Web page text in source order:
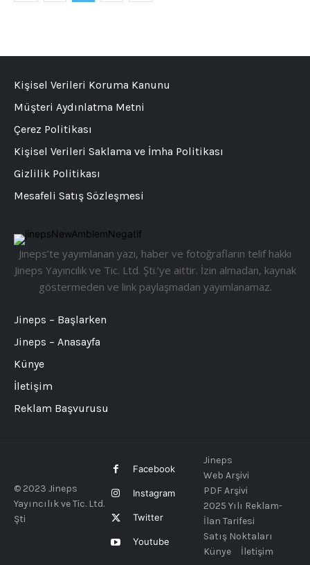
Jineps’te yayımlanan yazı, haber ve fotoğrafların telif hakkı
Jineps Yayıncılık ve Tic. Ltd. Şti.’ye aittir. İzin almadan, kaynak
göstermeden ve link paylaşmadan yayımlanamaz.
Jineps – Başlarken
Jineps – Anasayfa
Künye
İletişim
Reklam Başvurusu
Kişisel Verileri Koruma Kanunu
Müşteri Aydınlatma Metni
Çerez Politikası
Kişisel Verileri Saklama ve İmha Politikası
Gizlilik Politikası
Mesafeli Satış Sözleşmesi
© 2023 Jineps
Yayıncılık ve Tic. Ltd.
Şti
Facebook
Instagram
Twitter
Youtube
Jineps
Web Arşivi
PDF Arşivi
2025 Yılı Reklam-
İlan Tarifesi
Satış Noktaları
Künye
İletişim